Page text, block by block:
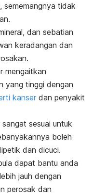
sememangnya tidak
dan sebatian
keradangan dan
mengaitkan
yang tinggi dengan
kanser dan penyakit
sesuai untuk
boleh
dan dicuci.
dapat bantu anda
jauh dengan
perosak dan